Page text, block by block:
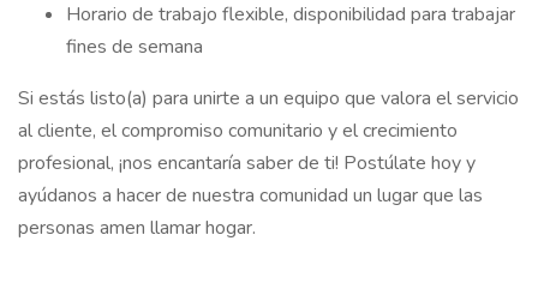
Horario de trabajo flexible, disponibilidad para trabajar
fines de semana
Si estás listo(a) para unirte a un equipo que valora el servicio
al cliente, el compromiso comunitario y el crecimiento
profesional, ¡nos encantaría saber de ti! Postúlate hoy y
ayúdanos a hacer de nuestra comunidad un lugar que las
personas amen llamar hogar.